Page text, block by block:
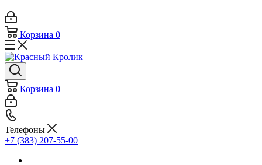
Корзина 0
Корзина 0
Телефоны
+7 (383) 207-55-00